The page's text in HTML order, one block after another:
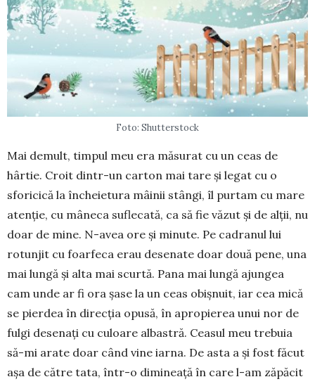
Foto: Shutterstock
Mai demult, timpul meu era măsurat cu un ceas de
hârtie. Croit dintr-un carton mai tare şi legat cu o
sforicică la încheietura mâinii stângi, îl purtam cu mare
atenţie, cu mâneca suflecată, ca să fie văzut şi de alţii, nu
doar de mine. N-avea ore şi minute. Pe cadranul lui
rotunjit cu foarfeca erau desenate doar două pene, una
mai lungă şi alta mai scurtă. Pana mai lungă ajungea
cam unde ar fi ora şase la un ceas obişnuit, iar cea mică
se pierdea în direcţia opusă, în apropierea unui nor de
fulgi desenaţi cu culoare albastră. Ceasul meu trebuia
să-mi arate doar când vine iarna. De asta a şi fost făcut
aşa de către tata, într-o dimineaţă în care l-am zăpăcit